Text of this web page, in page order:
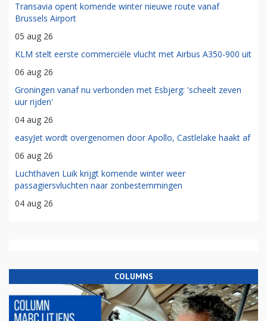
Transavia opent komende winter nieuwe route vanaf
Brussels Airport
05 aug 26
KLM stelt eerste commerciële vlucht met Airbus A350-900 uit
06 aug 26
Groningen vanaf nu verbonden met Esbjerg: 'scheelt zeven
uur rijden'
04 aug 26
easyJet wordt overgenomen door Apollo, Castlelake haakt af
06 aug 26
Luchthaven Luik krijgt komende winter weer
passagiersvluchten naar zonbestemmingen
04 aug 26
COLUMNS